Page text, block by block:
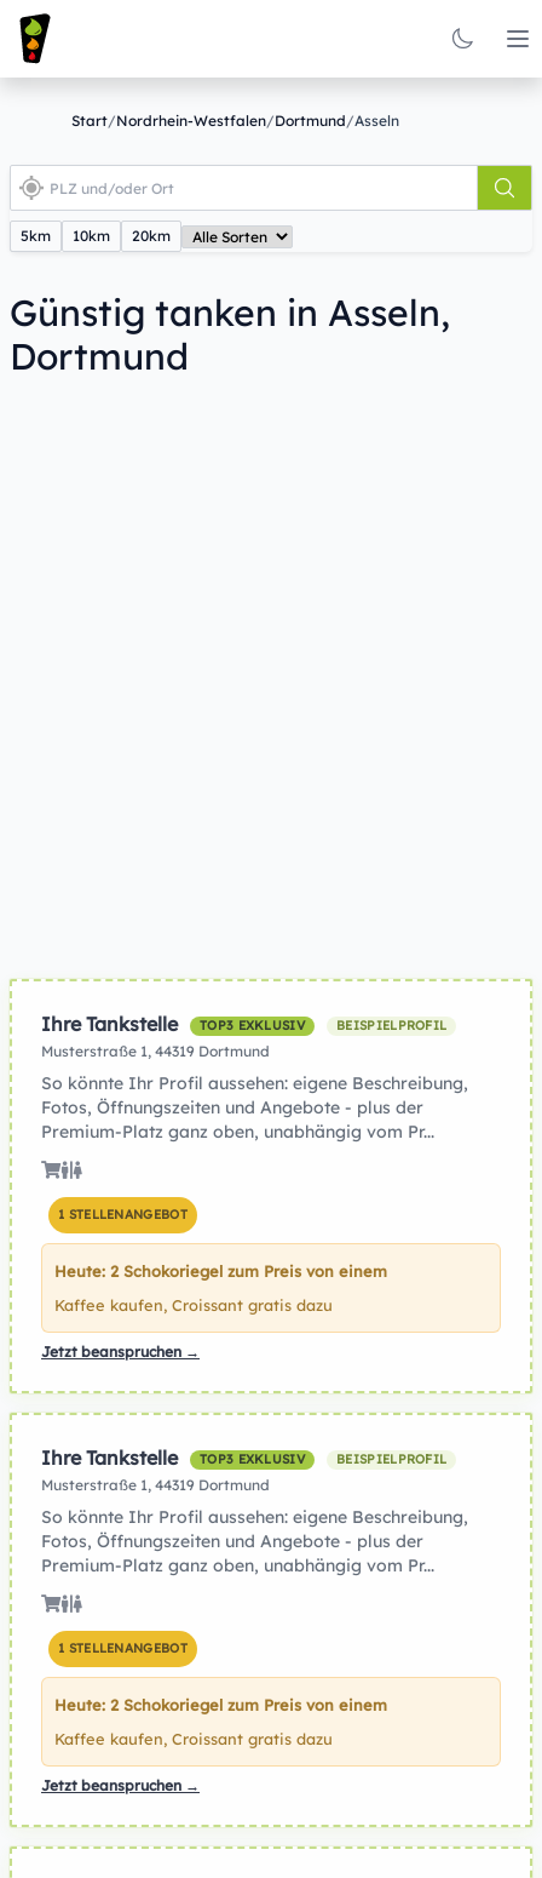
Start/Nordrhein-Westfalen/Dortmund/Asseln
5km 10km 20km
Günstig tanken in Asseln,
Dortmund
Ihre Tankstelle TOP3 EXKLUSIV BEISPIELPROFIL
Musterstraße 1, 44319 Dortmund
So könnte Ihr Profil aussehen: eigene Beschreibung,
Fotos, Öffnungszeiten und Angebote - plus der
Premium-Platz ganz oben, unabhängig vom Pr...
1 STELLENANGEBOT
Heute: 2 Schokoriegel zum Preis von einem
Kaffee kaufen, Croissant gratis dazu
Jetzt beanspruchen →
Ihre Tankstelle TOP3 EXKLUSIV BEISPIELPROFIL
Musterstraße 1, 44319 Dortmund
So könnte Ihr Profil aussehen: eigene Beschreibung,
Fotos, Öffnungszeiten und Angebote - plus der
Premium-Platz ganz oben, unabhängig vom Pr...
1 STELLENANGEBOT
Heute: 2 Schokoriegel zum Preis von einem
Kaffee kaufen, Croissant gratis dazu
Jetzt beanspruchen →